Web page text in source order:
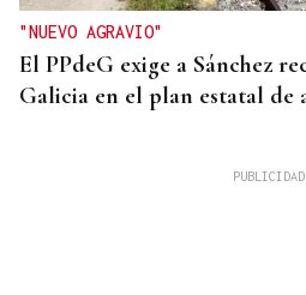
"NUEVO AGRAVIO"
El PPdeG exige a Sánchez
Galicia en el plan estatal de